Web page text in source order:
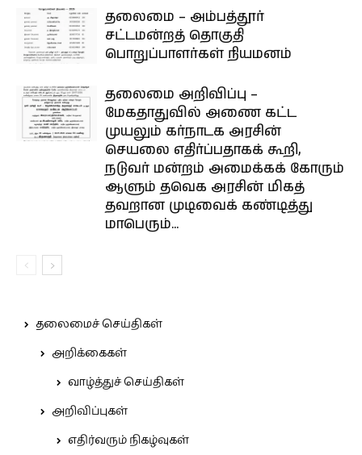
தலைமை – அம்பத்தூர்
சட்டமன்றத் தொகுதி
பொறுப்பாளர்கள் நியமனம்
தலைமை அறிவிப்பு –
மேகதாதுவில் அணை கட்ட
முயலும் கர்நாடக அரசின்
செயலை எதிர்ப்பதாகக் கூறி,
நடுவர் மன்றம் அமைக்கக் கோரும்
ஆளும் தவெக அரசின் மிகத்
தவறான முடிவைக் கண்டித்து
மாபெரும்...
தலைமைச் செய்திகள்
அறிக்கைகள்
வாழ்த்துச் செய்திகள்
அறிவிப்புகள்
எதிர்வரும் நிகழ்வுகள்